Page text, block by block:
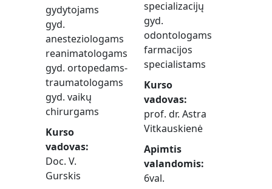
gydytojams
gyd.
anesteziologams
reanimatologams
gyd. ortopedams-
traumatologams
gyd. vaikų
chirurgams
Kurso
vadovas
Doc. V.
Gurskis
specializacijų
gyd.
odontologams
farmacijos
specialistams
Kurso
vadovas
prof. dr. Astra
Vitkauskienė
Apimtis
valandomis
6val.